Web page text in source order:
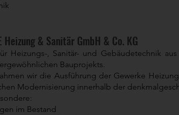
& Sanitär GmbH & Co. KG
Heizungs-, Sanitär- und Gebäudetechnik
Bauprojekts.
wir die Ausführung der Gewerke
Modernisierung innerhalb der
im Bestand